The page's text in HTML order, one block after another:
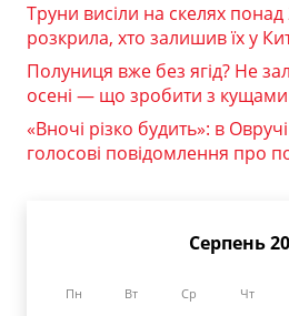
Труни висіли на скелях понад
розкрила, хто залишив їх у
Полуниця вже без ягід? Не
осені — що зробити з кущами
«Вночі різко будить»: в
голосові повідомлення про
Серпень
Пн Вт Ср Чт